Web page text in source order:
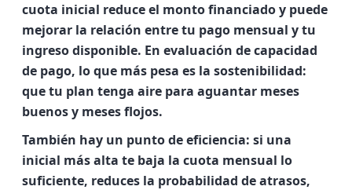
cuota inicial reduce el monto financiado y puede
mejorar la relación entre tu pago mensual y tu
ingreso disponible. En evaluación de capacidad
de pago, lo que más pesa es la sostenibilidad:
que tu plan tenga aire para aguantar meses
buenos y meses flojos.
También hay un punto de eficiencia: si una
inicial más alta te baja la cuota mensual lo
suficiente, reduces la probabilidad de atrasos,